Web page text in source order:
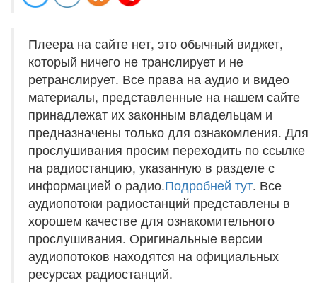
Плеера на сайте нет, это обычный виджет,
который ничего не транслирует и не
ретранслирует. Все права на аудио и видео
материалы, представленные на нашем сайте
принадлежат их законным владельцам и
предназначены только для ознакомления. Для
прослушивания просим переходить по ссылке
на радиостанцию, указанную в разделе с
информацией о радио.Подробней тут. Все
аудиопотоки радиостанций представлены в
хорошем качестве для ознакомительного
прослушивания. Оригинальные версии
аудиопотоков находятся на официальных
ресурсах радиостанций.